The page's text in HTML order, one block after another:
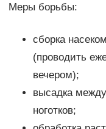
Меры борьбы:
сборка
(проводить
вечером);
высадка
ноготков;